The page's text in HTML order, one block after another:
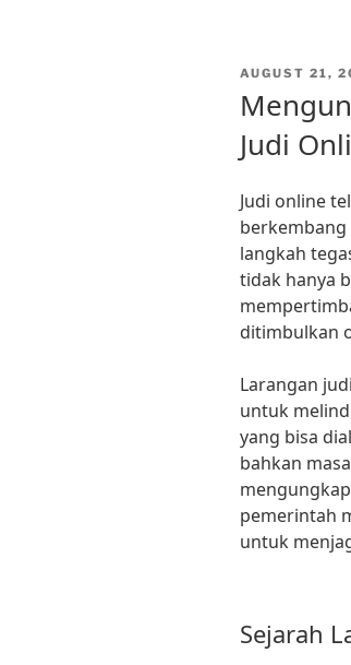
POSTED
AUGUST 21,
Judi
Judi online
langkah
tidak hanya
ditimbulkan
Larangan
untuk
yang bisa
bahkan
pemerintah
untuk
Sejarah